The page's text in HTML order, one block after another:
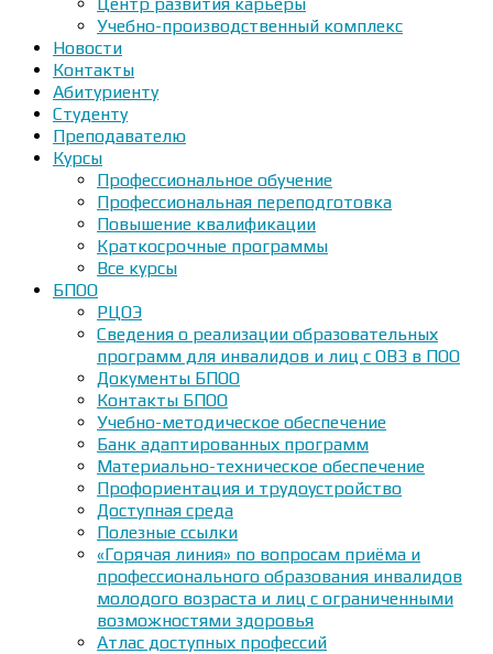
Учебно-производственный комплекс
Новости
Контакты
Абитуриенту
Студенту
Преподавателю
Курсы
Профессиональное обучение
Профессиональная переподготовка
Повышение квалификации
Краткосрочные программы
Все курсы
БПОО
РЦОЭ
Сведения о реализации образовательных
программ для инвалидов и лиц с ОВЗ в ПОО
Документы БПОО
Контакты БПОО
Учебно-методическое обеспечение
Банк адаптированных программ
Материально-техническое обеспечение
Профориентация и трудоустройство
Доступная среда
Полезные ссылки
«Горячая линия» по вопросам приёма и
профессионального образования инвалидов
молодого возраста и лиц с ограниченными
возможностями здоровья
Атлас доступных профессий